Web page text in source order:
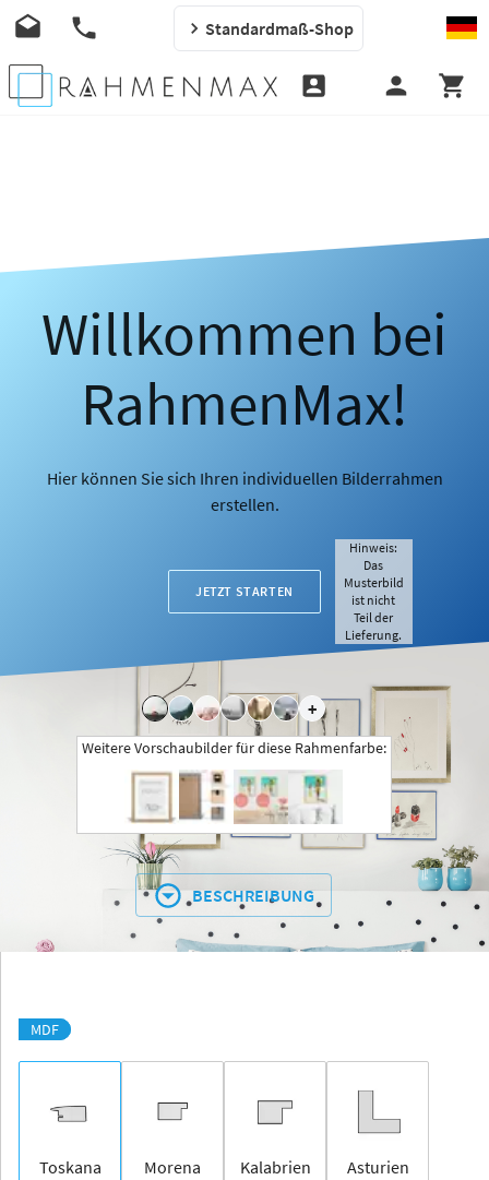
Standardmaß-Shop
Willkommen bei
RahmenMax!
Hier können Sie sich Ihren individuellen Bilderrahmen
erstellen.
JETZT STARTEN
+
Hinweis:
Das
Musterbild
ist nicht
Teil der
Lieferung.
Weitere Vorschaubilder für diese Rahmenfarbe:
BESCHREIBUNG
MDF
Toskana Morena Kalabrien Asturien